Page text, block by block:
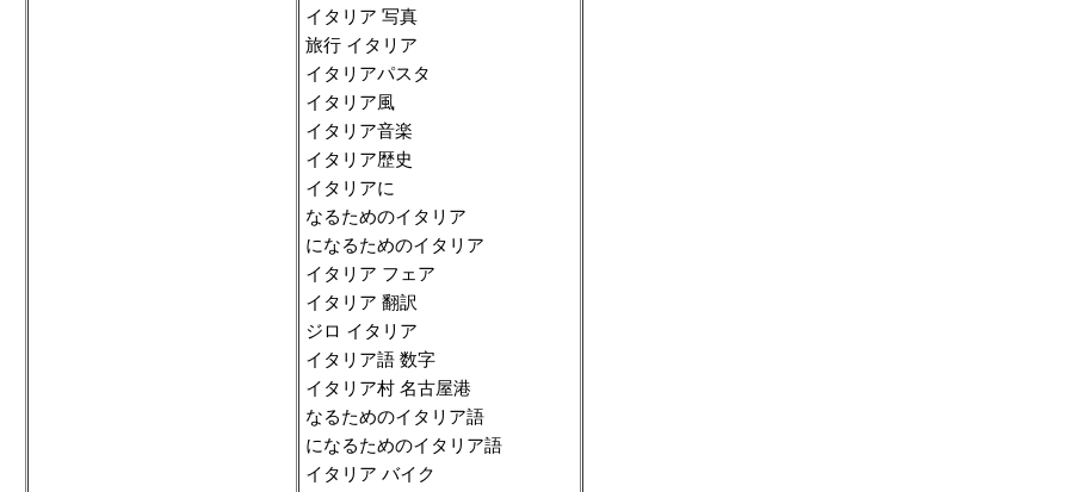
イタリア 写真
旅行 イタリア
イタリアパスタ
イタリア風
イタリア音楽
イタリア歴史
イタリアに
なるためのイタリア
になるためのイタリア
イタリア フェア
イタリア 翻訳
ジロ イタリア
イタリア語 数字
イタリア村 名古屋港
なるためのイタリア語
になるためのイタリア語
イタリア バイク